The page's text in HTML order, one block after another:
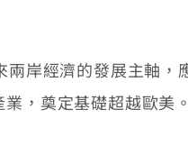
經濟的發展主軸，
，奠定基礎超越歐美。